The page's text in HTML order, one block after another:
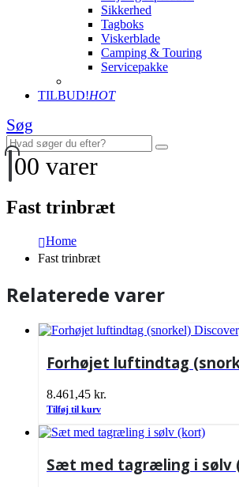
Sikkerhed
Tagboks
Viskerblade
Camping & Touring
Servicepakke
TILBUD!HOT
Søg
00 varer
Fast trinbræt
Home
Fast trinbræt
Relaterede varer
Forhøjet luftindtag
8.461,45 kr.
Tilføj til kurv
Sæt med tagræling i sølv